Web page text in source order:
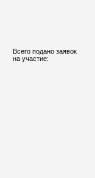
Всего подано заявок
на участие: